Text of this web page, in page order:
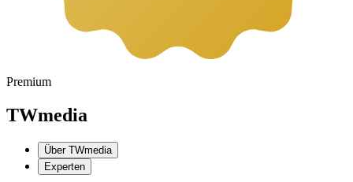
Premium
TWmedia
Über TWmedia
Experten